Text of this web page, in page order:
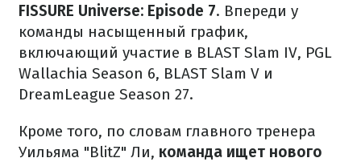
FISSURE Universe: Episode 7. Впереди у
команды насыщенный график,
включающий участие в BLAST Slam IV, PGL
Wallachia Season 6, BLAST Slam V и
DreamLeague Season 27.
Кроме того, по словам главного тренера
Уильяма "BlitZ" Ли, команда ищет нового